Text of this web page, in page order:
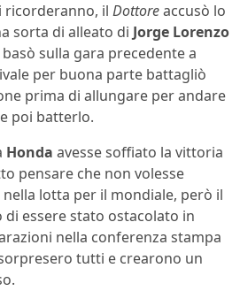
ricorderanno, il Dottoreaccusò lo
sorta di alleato di Jorge Lorenzo
sulla gara precedente a
per buona parte battagliò
prima di allungare per andare
poi batterlo.
Honda avesse soffiato la vittoria
pensare che non volesse
lotta per il mondiale, però il
di essere stato ostacolato in
nella conferenza stampa
tutti e crearono un